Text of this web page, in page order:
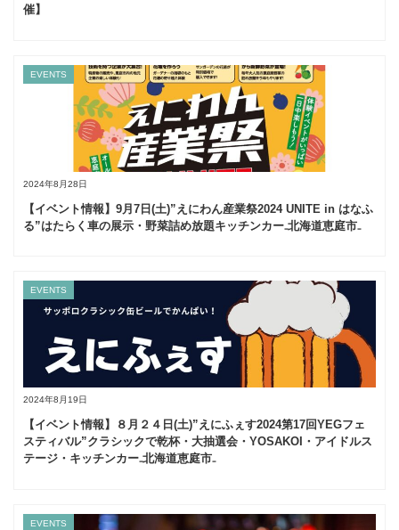
催】
2024年8月28日
EVENTS
【イベント情報】9月7日(土)”えにわん産業祭2024 UNITE in はなふ
る”はたらく車の展示・野菜詰め放題キッチンカー₋北海道恵庭市₋
2024年8月19日
EVENTS
【イベント情報】８月２４日(土)”えにふぇす2024第17回YEGフェ
スティバル”クラシックで乾杯・大抽選会・YOSAKOI・アイドルス
テージ・キッチンカー₋北海道恵庭市₋
EVENTS